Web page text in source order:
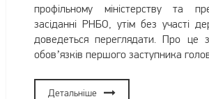
профільному міністерству та
засіданні РНБО, утім без участі
доведеться переглядати. Про це
обов’язків першого заступника
Детальніше